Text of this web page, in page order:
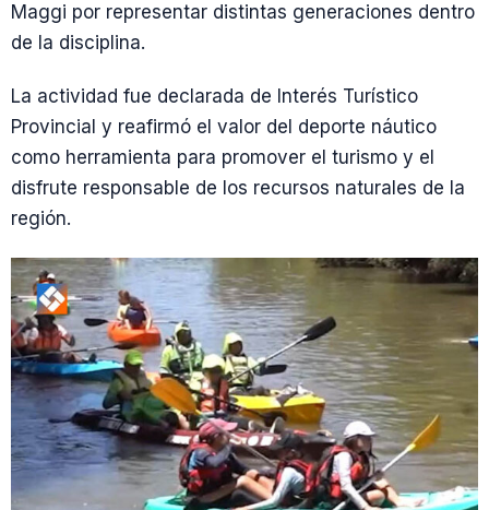
Maggi por representar distintas generaciones dentro
de la disciplina.
La actividad fue declarada de Interés Turístico
Provincial y reafirmó el valor del deporte náutico
como herramienta para promover el turismo y el
disfrute responsable de los recursos naturales de la
región.